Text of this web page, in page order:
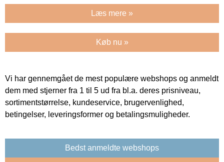
Læs mere »
Køb nu »
Vi har gennemgået de mest populære webshops og anmeldt
dem med stjerner fra 1 til 5 ud fra bl.a. deres prisniveau,
sortimentstørrelse, kundeservice, brugervenlighed,
betingelser, leveringsformer og betalingsmuligheder.
Bedst anmeldte webshops